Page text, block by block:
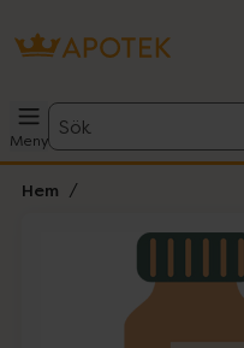
Meny
Sök
Hem
Lista: .